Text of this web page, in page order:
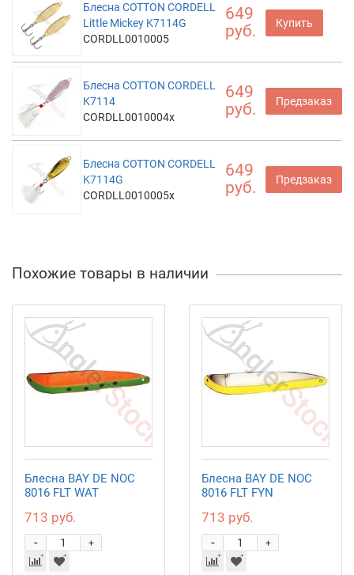
Блесна COTTON CORDELL
Little Mickey K7114G
CORDLL0010005
649
руб.
Купить
Блесна COTTON CORDELL
K7114
CORDLL0010004x
649
руб.
Предзаказ
Блесна COTTON CORDELL
K7114G
CORDLL0010005x
649
руб.
Предзаказ
Похожие товары в наличии
Блесна BAY DE NOC
8016 FLT WAT
713 руб.
+
-
Блесна BAY DE NOC
8016 FLT FYN
713 руб.
+
-